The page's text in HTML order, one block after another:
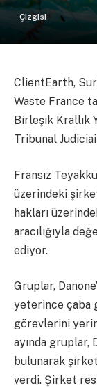
Çizgisi
ClientEarth,
Waste France
Birleşik Krallık
Tribunal
Fransız
üzerindeki
hakları
aracılığıyla
ediyor.
Gruplar,
yeterince çaba
görevlerini
ayında gruplar,
bulunarak
verdi. Şirket